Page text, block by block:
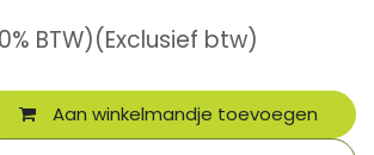
BTW)(Exclusief btw)
Aan winkelmandje toevoegen